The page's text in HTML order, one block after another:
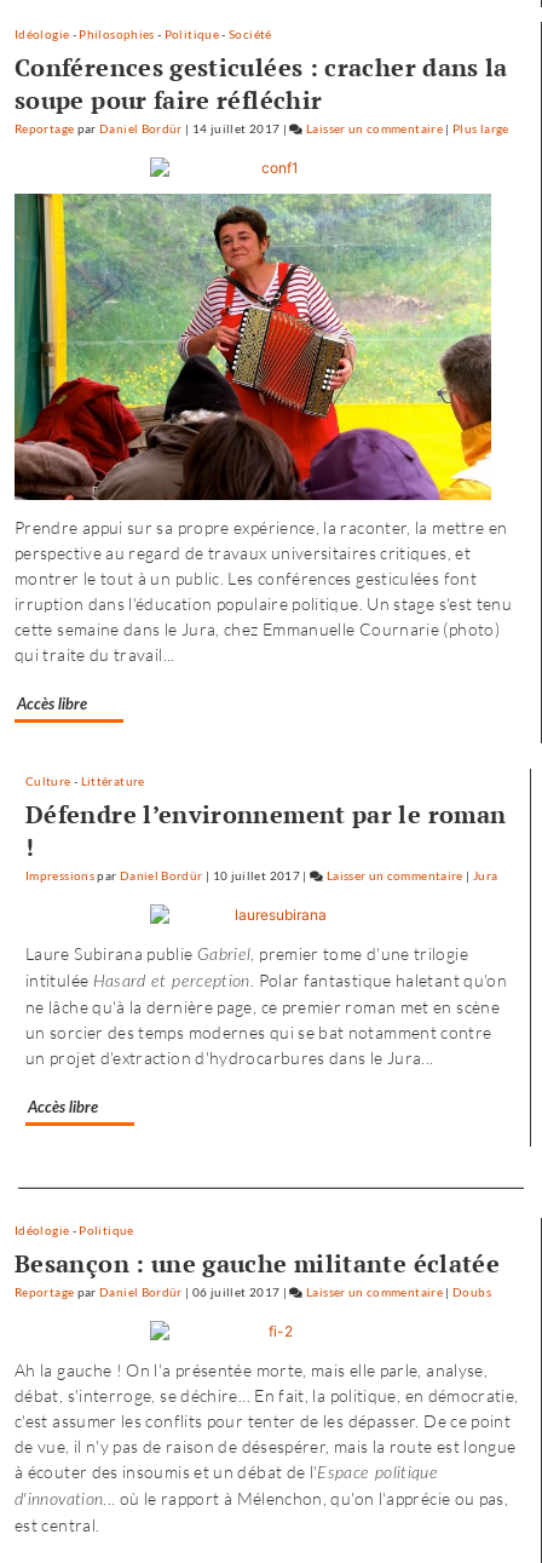
offre
trouve
»
Idéologie - Philosophies - Politique-Société
Conférences gesticulées : cracher dans la
soupe pour faire réfléchir
Reportage parDaniel Bordür | 14 juillet 2017 | Laisser un commentaire on
à
Besançon
:
«
une
offre
où
chacun
trouve
son
compte
»
| Plus large
Prendre appui sur sa propre expérience, la raconter, la mettre en
perspective au regard de travaux universitaires critiques, et
montrer le tout à un public. Les conférences gesticulées font
irruption dans l'éducation populaire politique. Un stage s'est tenu
cette semaine dans le Jura, chez Emmanuelle Cournarie (photo)
qui traite du travail...
Accès libre
Culture - Littérature
Défendre l’environnement par le roman
!
Impressionspar Daniel Bordür | 10 juillet 2017| Laisser un commentaire on
à
Besançon
:
«
| Jura
Laure Subirana publie Gabriel , premier tome d'une trilogie
intitulée Hasard et perception . Polar fantastique haletant qu'on
ne lâche qu'à la dernière page, ce premier roman met en scène
un sorcier des temps modernes qui se bat notamment contre
un projet d'extraction d'hydrocarbures dans le Jura...
Accès libre
Idéologie - Politique
Besançon : une gauche militante éclatée
Reportage parDaniel Bordür | 06 juillet 2017 | Laisser un commentaire on
à
Besançon
:
«
offre
|Doubs
Ah la gauche ! On l'a présentée morte, mais elle parle, analyse,
débat, s'interroge, se déchire... En fait, la politique, en démocratie,
c'est assumer les conflits pour tenter de les dépasser. De ce point
de vue, il n'y pas de raison de désespérer, mais la route est longue
à écouter des insoumis et un débat de l'Espace politique
d'innovation ... où le rapport à Mélenchon, qu'on l'apprécie ou pas,
est central.